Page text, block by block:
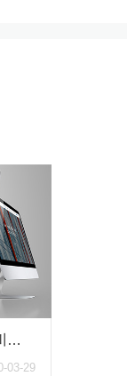
03-29